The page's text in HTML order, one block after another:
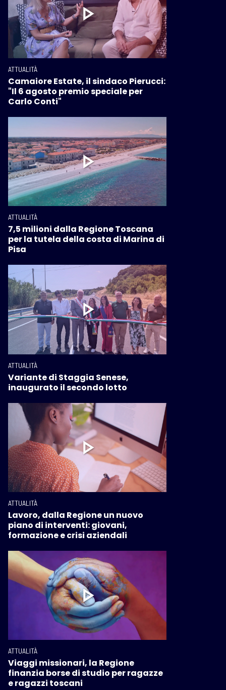
ATTUALITÀ
Camaiore Estate, il sindaco Pierucci:
"Il 6 agosto premio speciale per
Carlo Conti"
ATTUALITÀ
7,5 milioni dalla Regione Toscana
per la tutela della costa di Marina di
Pisa
ATTUALITÀ
Variante di Staggia Senese,
inaugurato il secondo lotto
ATTUALITÀ
Lavoro, dalla Regione un nuovo
piano di interventi: giovani,
formazione e crisi aziendali
ATTUALITÀ
Viaggi missionari, la Regione
finanzia borse di studio per ragazze
e ragazzi toscani